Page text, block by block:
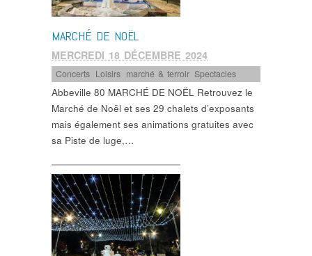
MARCHÉ DE NOËL
MERCREDI 18 DÉCEMBRE 2024
Concerts Loisirs marché & terroir,Spectacles
Abbeville 80 MARCHÉ DE NOËL Retrouvez le
Marché de Noël et ses 29 chalets d’exposants
mais également ses animations gratuites avec
sa Piste de luge,…